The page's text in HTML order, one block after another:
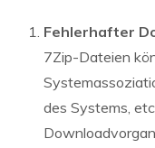
Fehlerhafter
7Zip-Dateien
des Systems,